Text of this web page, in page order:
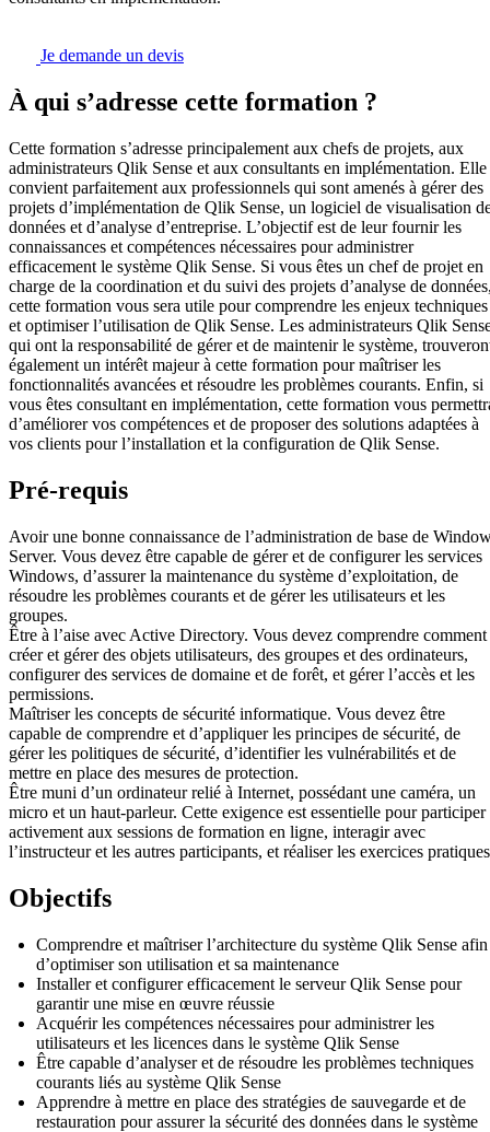
Je demande un devis
À qui s’adresse cette formation ?
Cette formation s’adresse principalement aux chefs de projets, aux
administrateurs Qlik Sense et aux consultants en implémentation. Elle
convient parfaitement aux professionnels qui sont amenés à gérer des
projets d’implémentation de Qlik Sense, un logiciel de visualisation
données et d’analyse d’entreprise. L’objectif est de leur fournir les
connaissances et compétences nécessaires pour administrer
efficacement le système Qlik Sense. Si vous êtes un chef de projet en
charge de la coordination et du suivi des projets d’analyse de
cette formation vous sera utile pour comprendre les enjeux techniques
et optimiser l’utilisation de Qlik Sense. Les administrateurs Qlik
qui ont la responsabilité de gérer et de maintenir le système,
également un intérêt majeur à cette formation pour maîtriser les
fonctionnalités avancées et résoudre les problèmes courants. Enfin, si
vous êtes consultant en implémentation, cette formation vous
d’améliorer vos compétences et de proposer des solutions adaptées à
vos clients pour l’installation et la configuration de Qlik Sense.
Pré-requis
Avoir une bonne connaissance de l’administration de base de
Server. Vous devez être capable de gérer et de configurer les services
Windows, d’assurer la maintenance du système d’exploitation, de
résoudre les problèmes courants et de gérer les utilisateurs et les
groupes.
Être à l’aise avec Active Directory. Vous devez comprendre comment
créer et gérer des objets utilisateurs, des groupes et des ordinateurs,
configurer des services de domaine et de forêt, et gérer l’accès et les
permissions.
Maîtriser les concepts de sécurité informatique. Vous devez être
capable de comprendre et d’appliquer les principes de sécurité, de
gérer les politiques de sécurité, d’identifier les vulnérabilités et de
mettre en place des mesures de protection.
Être muni d’un ordinateur relié à Internet, possédant une caméra, un
micro et un haut-parleur. Cette exigence est essentielle pour participer
activement aux sessions de formation en ligne, interagir avec
l’instructeur et les autres participants, et réaliser les exercices
Objectifs
Comprendre et maîtriser l’architecture du système Qlik Sense afin
d’optimiser son utilisation et sa maintenance
Installer et configurer efficacement le serveur Qlik Sense pour
garantir une mise en œuvre réussie
Acquérir les compétences nécessaires pour administrer les
utilisateurs et les licences dans le système Qlik Sense
Être capable d’analyser et de résoudre les problèmes techniques
courants liés au système Qlik Sense
Apprendre à mettre en place des stratégies de sauvegarde et de
restauration pour assurer la sécurité des données dans le système